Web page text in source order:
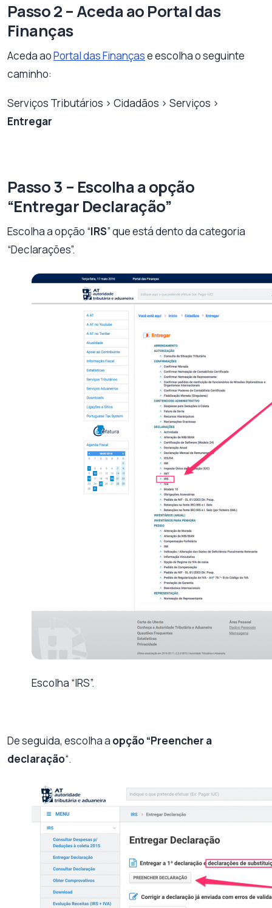
Passo 2 – Aceda ao Portal das
Finanças
Aceda aoPortal das Finançase escolha o seguinte
caminho:
Serviços Tributários > Cidadãos > Serviços >
Entregar
Passo 3 – Escolha a opção
“Entregar Declaração”
Escolha a opção “IRS” que está dento da categoria
“Declarações”.
Escolha “IRS”.
De seguida, escolha a opção “Preencher a
declaração“.